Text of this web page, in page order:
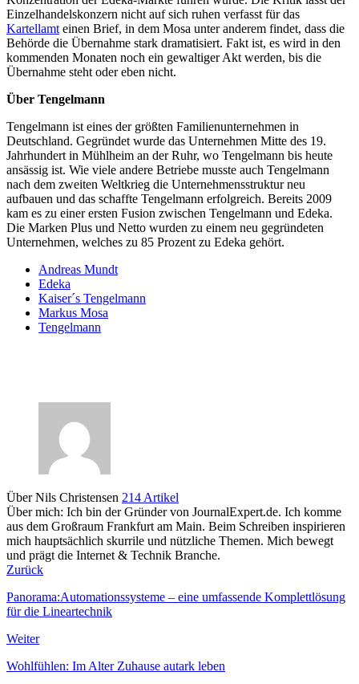
Einzelhandelskonzern nicht auf sich ruhen verfasst für das
Kartellamt einen Brief, in dem Mosa unter anderem findet, dass die
Behörde die Übernahme stark dramatisiert. Fakt ist, es wird in den
kommenden Monaten noch ein gewaltiger Akt werden, bis die
Übernahme steht oder eben nicht.
Über Tengelmann
Tengelmann ist eines der größten Familienunternehmen in
Deutschland. Gegründet wurde das Unternehmen Mitte des 19.
Jahrhundert in Mühlheim an der Ruhr, wo Tengelmann bis heute
ansässig ist. Wie viele andere Betriebe musste auch Tengelmann
nach dem zweiten Weltkrieg die Unternehmensstruktur neu
aufbauen und das schaffte Tengelmann erfolgreich. Bereits 2009
kam es zu einer ersten Fusion zwischen Tengelmann und Edeka.
Die Marken Plus und Netto wurden zu einem neu gegründeten
Unternehmen, welches zu 85 Prozent zu Edeka gehört.
Andreas Mundt
Edeka
Kaiser´s Tengelmann
Markus Mosa
Tengelmann
Über Nils Christensen 214 Artikel
Über mich: Ich bin der Gründer von JournalExpert.de. Ich komme
aus dem Großraum Frankfurt am Main. Beim Schreiben inspirieren
mich hauptsächlich skurrile und nützliche Themen. Mich bewegt
und prägt die Internet & Technik Branche.
Zurück
Panorama:Automationssysteme – eine umfassende Komplettlösung
für die Lineartechnik
Weiter
Wohlfühlen: Im Alter Zuhause autark leben